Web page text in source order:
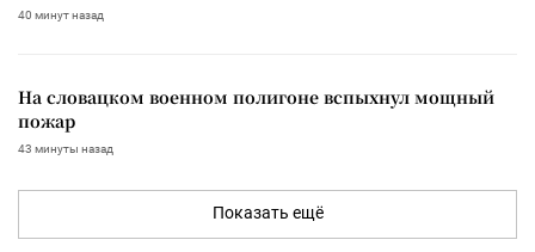
40 минут назад
На словацком военном полигоне вспыхнул мощный
пожар
43 минуты назад
Показать ещё